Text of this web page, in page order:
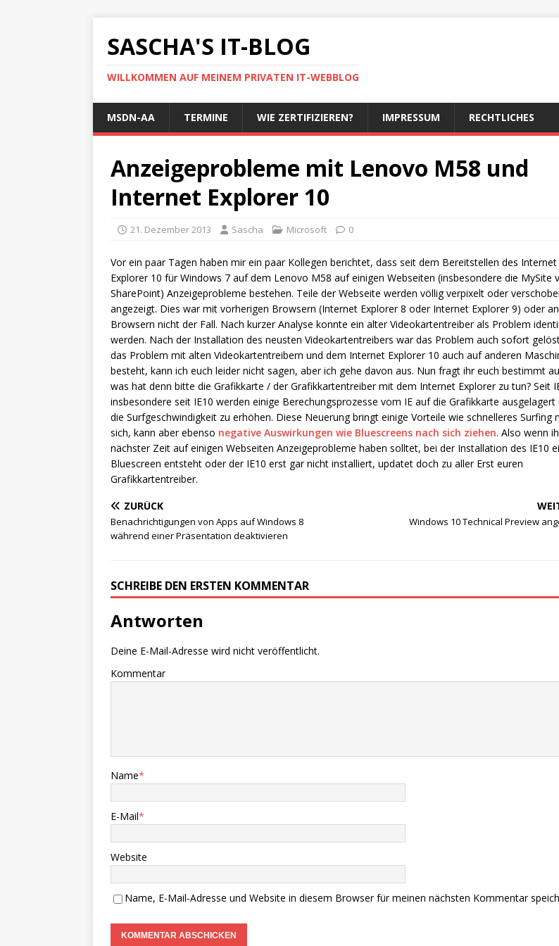
SASCHA'S IT-BLOG
WILLKOMMEN AUF MEINEM PRIVATEN IT-WEBBLOG
MSDN-AA TERMINE WIE ZERTIFIZIEREN? IMPRESSUM RECHTLICHES
Anzeigeprobleme mit Lenovo M58 und
Internet Explorer 10
21. Dezember 2013 Sascha Microsoft 0
Vor ein paar Tagen haben mir ein paar Kollegen berichtet, dass seit dem Bereitstellen des Internet
Explorer 10 für Windows 7 auf dem Lenovo M58 auf einigen Webseiten (insbesondere die MySite
SharePoint) Anzeigeprobleme bestehen. Teile der Webseite werden völlig verpixelt oder
angezeigt. Dies war mit vorherigen Browsern (Internet Explorer 8 oder Internet Explorer 9) oder
Browsern nicht der Fall. Nach kurzer Analyse konnte ein alter Videokartentreiber als Problem
werden. Nach der Installation des neusten Videokartentreibers war das Problem auch sofort
das Problem mit alten Videokartentreibern und dem Internet Explorer 10 auch auf anderen
besteht, kann ich euch leider nicht sagen, aber ich gehe davon aus. Nun fragt ihr euch bestimmt
was hat denn bitte die Grafikkarte / der Grafikkartentreiber mit dem Internet Explorer zu tun? Seit
insbesondere seit IE10 werden einige Berechungsprozesse vom IE auf die Grafikkarte ausgelagert
die Surfgeschwindigkeit zu erhöhen. Diese Neuerung bringt einige Vorteile wie schnelleres Surfing
sich, kann aber ebenso negative Auswirkungen wie Bluescreens nach sich ziehen. Also wenn
nächster Zeit auf einigen Webseiten Anzeigeprobleme haben solltet, bei der Installation des IE10
Bluescreen entsteht oder der IE10 erst gar nicht installiert, updatet doch zu aller Erst euren
Grafikkartentreiber.
ZURÜCK
Benachrichtigungen von Apps auf Windows 8
während einer Präsentation deaktivieren
Windows 10 Technical Preview
SCHREIBE DEN ERSTEN KOMMENTAR
Antworten
Deine E-Mail-Adresse wird nicht veröffentlicht.
Kommentar
Name*
E-Mail*
Website
Name, E-Mail-Adresse und Website in diesem Browser für meinen nächsten Kommentar